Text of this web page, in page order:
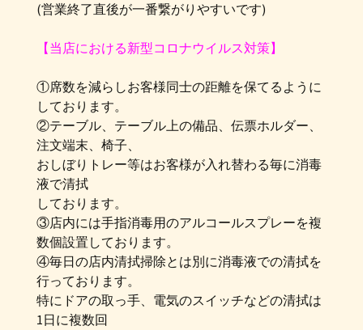
(営業終了直後が一番繋がりやすいです)
【当店における新型コロナウイルス対策】
①席数を減らしお客様同士の距離を保てるように
しております。
②テーブル、テーブル上の備品、伝票ホルダー、
注文端末、椅子、
おしぼりトレー等はお客様が入れ替わる毎に消毒
液で清拭
しております。
③店内には手指消毒用のアルコールスプレーを複
数個設置しております。
④毎日の店内清拭掃除とは別に消毒液での清拭を
行っております。
特にドアの取っ手、電気のスイッチなどの清拭は
1日に複数回